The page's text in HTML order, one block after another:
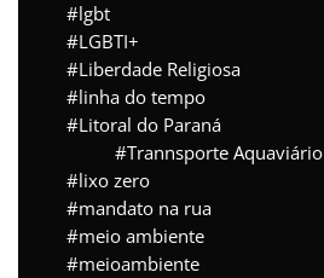
lgbt
LGBTI+
Liberdade Religiosa
linha do tempo
Litoral do Paraná
Trannsporte Aquaviário
lixo zero
mandato na rua
meio ambiente
meioambiente